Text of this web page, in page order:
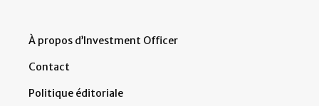
À propos d’Investment Officer
Contact
Politique éditoriale